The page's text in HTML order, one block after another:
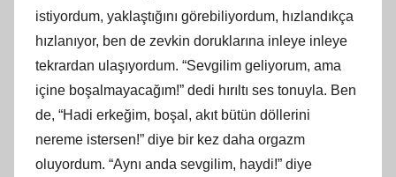
istiyordum, yaklaştığını görebiliyordum, hızlandıkça
hızlanıyor, ben de zevkin doruklarına inleye inleye
tekrardan ulaşıyordum. “Sevgilim geliyorum, ama
içine boşalmayacağım!” dedi hırıltı ses tonuyla. Ben
de, “Hadi erkeğim, boşal, akıt bütün döllerini
nereme istersen!” diye bir kez daha orgazm
oluyordum. “Aynı anda sevgilim, haydi!” diye